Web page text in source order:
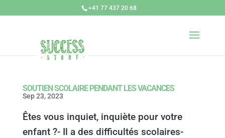
+41 77 437 20 68
SOUTIEN SCOLAIRE PENDANT LES VACANCES
Sep 23, 2023
Êtes vous inquiet, inquiète pour votre
enfant ?- Il a des difficultés scolaires-